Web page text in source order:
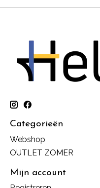
Categorieën
Webshop
OUTLET ZOMER
Mijn account